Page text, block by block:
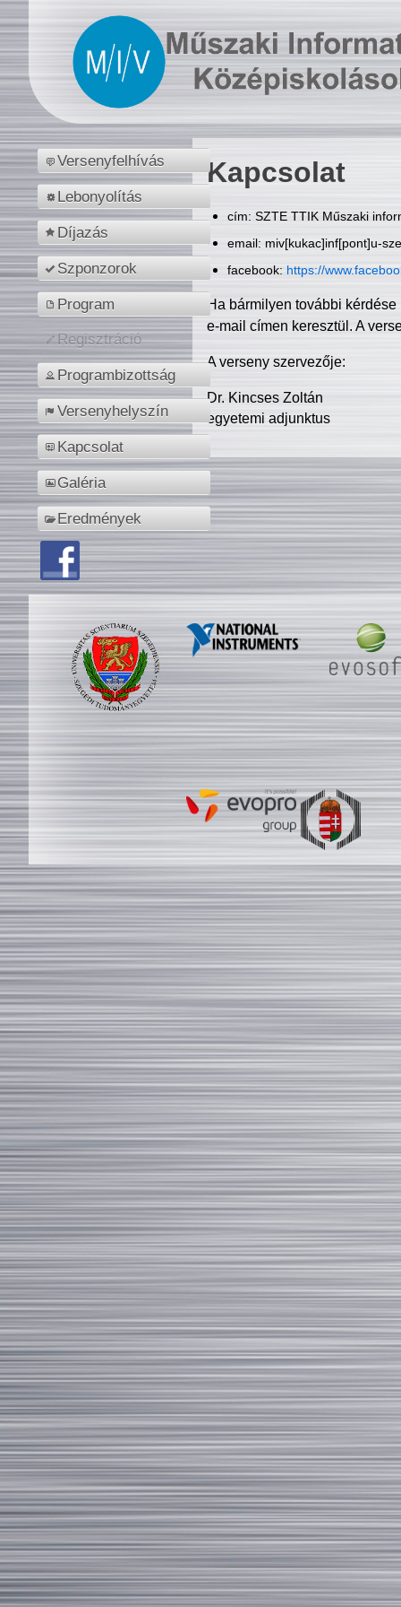
Versenyfelhívás
Lebonyolítás
Díjazás
Szponzorok
Program
Regisztráció
Programbizottság
Versenyhelyszín
Kapcsolat
Galéria
Eredmények
Kapcsolat
cím: SZTE TTIK Műszaki
email: miv[kukac]inf[pont]u-
facebook: https://
Ha bármilyen további
e-mail címen keresztül. A
A verseny szervezője:
Dr. Kincses Zoltán
egyetemi adjunktus